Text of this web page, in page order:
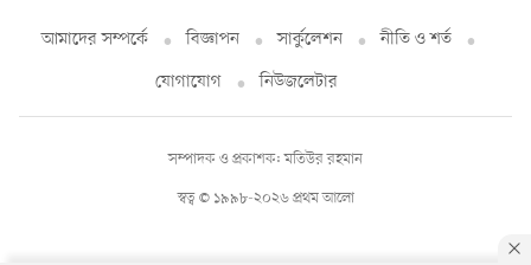
আমাদের সম্পর্কে বিজ্ঞাপন সার্কুলেশন
নীতি ও শর্ত
যোগাযোগ
নিউজলেটার
স্বত্ব © ১৯৯৮-২০২৬ প্রথম আলো
সম্পাদক ও প্রকাশক: মতিউর রহমান